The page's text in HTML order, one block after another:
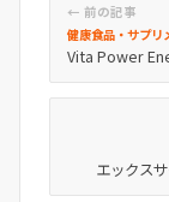
← 前の記事
健康食品・サプリ
Vita Power
エックス